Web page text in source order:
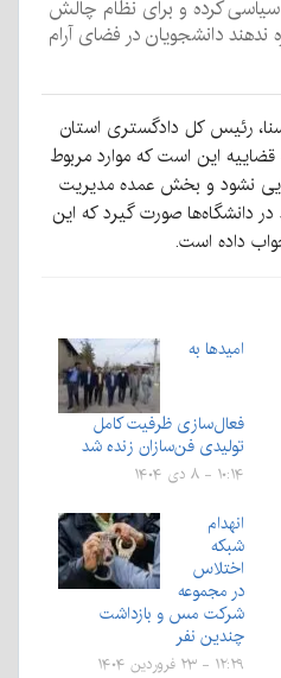
سیاسی کرده و برای نظام چالش
ندهند دانشجویان در فضای آرام
رئیس کل دادگستری استان
این است که موارد مربوط
نشود و بخش عمده مدیریت
دانشگاه‌ها صورت گیرد که این
داده است.
امیدها به
فعال‌سازی ظرفیت کامل
تولیدی فن‌سازان زنده شد
۱۰:۱۴ - ۸ دی ۱۴۰۴
انهدام
شبکه
اختلاس
در مجموعه
شرکت مس و بازداشت
چندین نفر
۱۲:۲۹ - ۲۳ فروردین ۱۴۰۴